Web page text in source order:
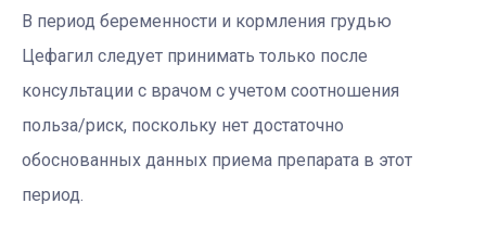
В период беременности и кормления грудью
Цефагил следует принимать только после
консультации с врачом с учетом соотношения
польза/риск, поскольку нет достаточно
обоснованных данных приема препарата в этот
период.